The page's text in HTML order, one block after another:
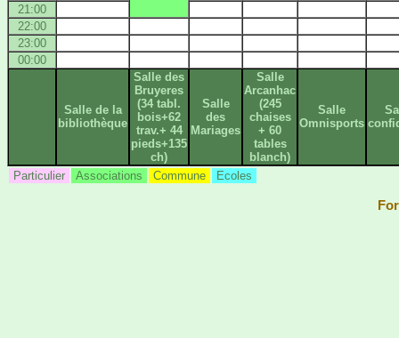
21:00
22:00
23:00
00:00
Salle de la
bibliothèque
Salle des
Bruyeres
(34 tabl.
bois+62
trav.+ 44
pieds+135
ch)
Salle
des
Mariages
Salle
Arcanhac
(245
chaises
+ 60
tables
blanch)
Salle
Omnisports
Particulier Associations Commune Ecoles